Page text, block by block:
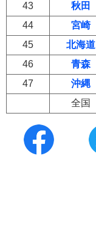
43
秋田
44
宮崎
45
北海道
46
青森
47
沖縄
全国